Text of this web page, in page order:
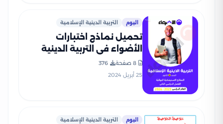
اليوم التربية الدينية الإسلامية
تحميل نماذج اختبارات
الأضواء في التربية الدينية
الاسلامية للصف الثالث
الثانوي مع إجاباتها النموذجية
8 صفحة
376
25 أبريل 2024
اليوم التربية الدينية الإسلامية